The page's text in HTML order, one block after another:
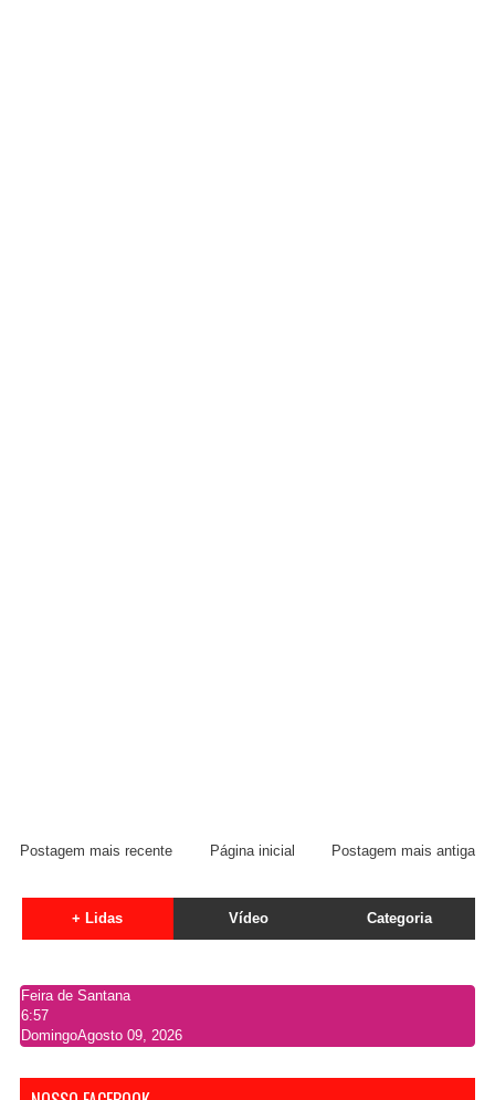
Postagem mais recente Postagem mais antiga
Página inicial
+ Lidas Vídeo Categoria
Feira de Santana
6:57
DomingoAgosto 09, 2026